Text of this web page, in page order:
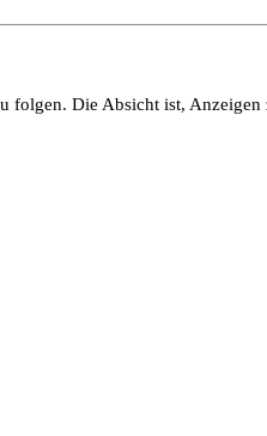
folgen. Die Absicht ist,